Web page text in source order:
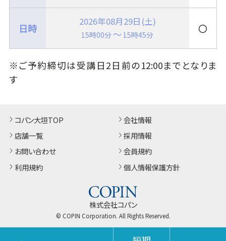
2026年08月29日(土)
15時00分 ～ 15時45分
〇
※ご予約締切は受講日2日前の12:00までとなりま
す
コパン大垣TOP
店舗一覧
お問い合わせ
利用規約
会社情報
採用情報
会員規約
個人情報保護方針
株式会社コパン
© COPIN Corporation. All Rights Reserved.